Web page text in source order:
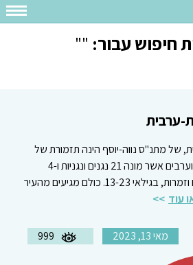
חיפוש עבור: ""
ערבית
של מתנ"ס נווה-יוסף הינה תזמורת של
בני נוער וצעירים יהודים וערבים אשר מונה 21 נגנים ונגניות ו-4
סולנים וסולניות – זמרים וזמרות, בגילאי 13-23. כולם מגיעים מהעיר
עוד
מאי 13, 2023 999